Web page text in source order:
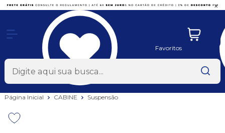
x
Favoritos
Página Inicial CABINE Suspensão